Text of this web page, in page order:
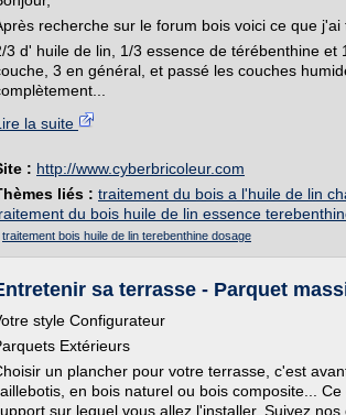
recherche sur le forum bois voici ce que j'ai
3 d' huile de lin, 1/3 essence de térébenthine et
3 en général, et passé les couches
la suite
: http://www.cyberbricoleur.com
liés : traitement du bois a l'huile de lin
du bois huile de lin essence
traitement bois huile de lin terebenthine dosage
sa terrasse - Parquet
style Configurateur
Extérieurs
un plancher pour votre terrasse, c'est
en bois naturel ou bois composite...
sur lequel vous allez l'installer. Suivez